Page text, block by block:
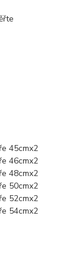
45cmx2
46cmx2
48cmx2
50cmx2
52cmx2
54cmx2